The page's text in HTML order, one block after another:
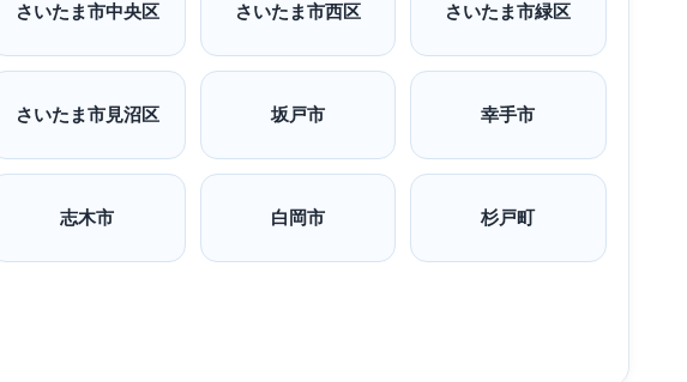
さいたま市中央区 さいたま市西区 さいたま市緑区
さいたま市見沼区 坂戸市 幸手市
志木市 白岡市 杉戸町